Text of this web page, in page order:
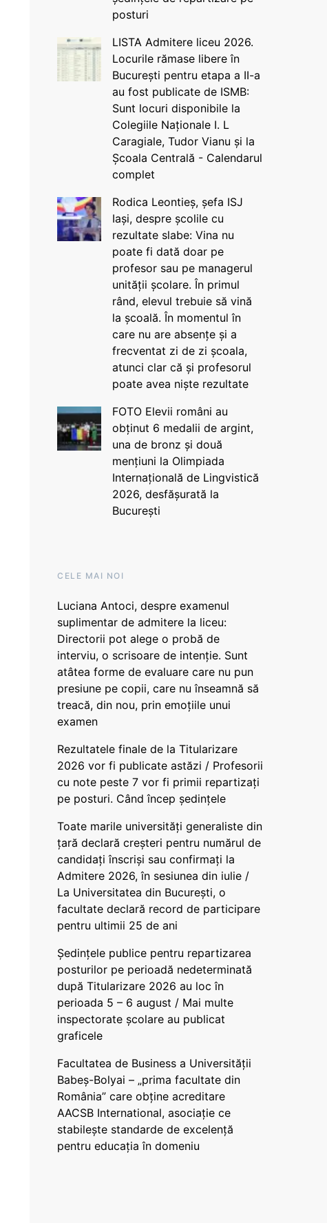
posturi
LISTA Admitere liceu 2026.
Locurile rămase libere în
București pentru etapa a II-a
au fost publicate de ISMB:
Sunt locuri disponibile la
Colegiile Naționale I. L
Caragiale, Tudor Vianu și la
Școala Centrală - Calendarul
complet
Rodica Leontieș, șefa ISJ
Iași, despre școlile cu
rezultate slabe: Vina nu
poate fi dată doar pe
profesor sau pe managerul
unității școlare. În primul
rând, elevul trebuie să vină
la școală. În momentul în
care nu are absențe și a
frecventat zi de zi școala,
atunci clar că și profesorul
poate avea niște rezultate
FOTO Elevii români au
obținut 6 medalii de argint,
una de bronz și două
mențiuni la Olimpiada
Internațională de Lingvistică
2026, desfășurată la
București
CELE MAI NOI
Luciana Antoci, despre examenul
suplimentar de admitere la liceu:
Directorii pot alege o probă de
interviu, o scrisoare de intenție. Sunt
atâtea forme de evaluare care nu pun
presiune pe copii, care nu înseamnă să
treacă, din nou, prin emoțiile unui
examen
Rezultatele finale de la Titularizare
2026 vor fi publicate astăzi / Profesorii
cu note peste 7 vor fi primii repartizați
pe posturi. Când încep ședințele
Toate marile universități generaliste din
țară declară creșteri pentru numărul de
candidați înscriși sau confirmați la
Admitere 2026, în sesiunea din iulie /
La Universitatea din București, o
facultate declară record de participare
pentru ultimii 25 de ani
Ședințele publice pentru repartizarea
posturilor pe perioadă nedeterminată
după Titularizare 2026 au loc în
perioada 5 – 6 august / Mai multe
inspectorate școlare au publicat
graficele
Facultatea de Business a Universității
Babeș-Bolyai – „prima facultate din
România” care obține acreditare
AACSB International, asociație ce
stabilește standarde de excelență
pentru educația în domeniu